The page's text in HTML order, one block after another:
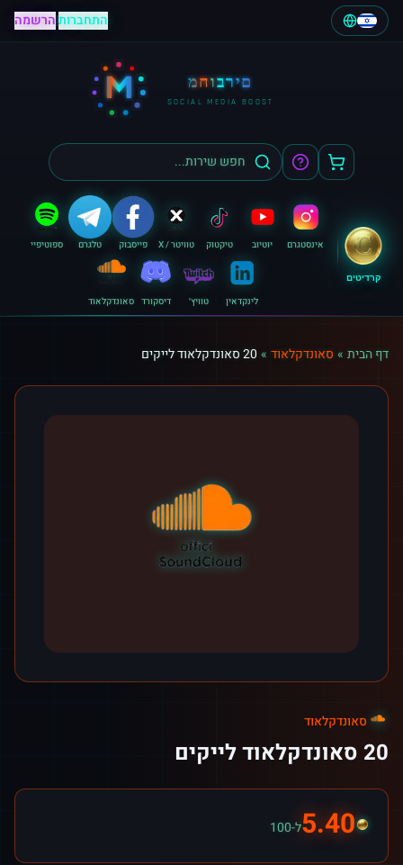
התחברות|הרשמה
M מחוברים
SOCIAL MEDIA BOOST
קרדיטים
אינסטגרם יוטיוב טיקטוק טוויטר / X פייסבוק טלגרם ספוטיפיי
לינקדאין טוויץ׳ דיסקורד סאונדקלאוד
דף הבית » סאונדקלאוד » 20 סאונדקלאוד לייקים
סאונדקלאוד
20 סאונדקלאוד לייקים
5.40ל-100